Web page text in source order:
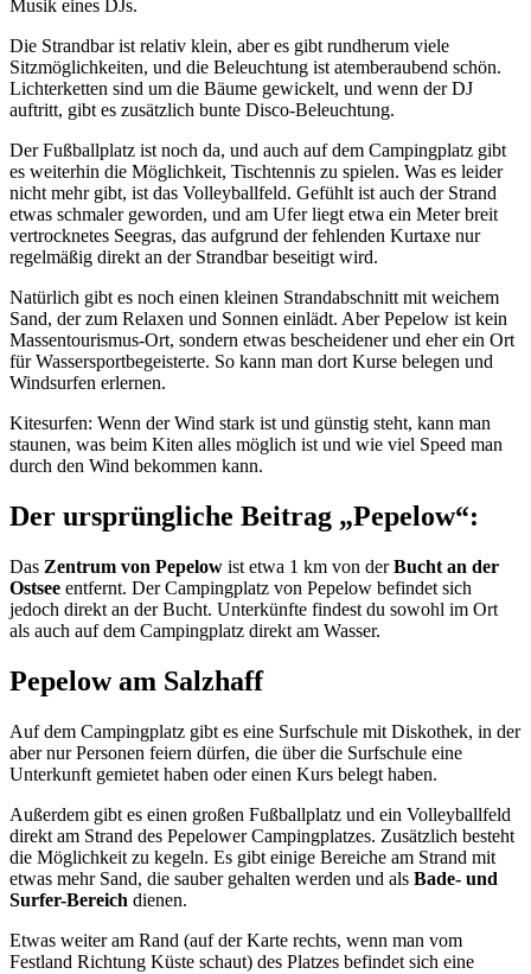
Musik eines DJs.
Die Strandbar ist relativ klein, aber es gibt rundherum viele
Sitzmöglichkeiten, und die Beleuchtung ist atemberaubend schön.
Lichterketten sind um die Bäume gewickelt, und wenn der DJ
auftritt, gibt es zusätzlich bunte Disco-Beleuchtung.
Der Fußballplatz ist noch da, und auch auf dem Campingplatz gibt
es weiterhin die Möglichkeit, Tischtennis zu spielen. Was es leider
nicht mehr gibt, ist das Volleyballfeld. Gefühlt ist auch der Strand
etwas schmaler geworden, und am Ufer liegt etwa ein Meter breit
vertrocknetes Seegras, das aufgrund der fehlenden Kurtaxe nur
regelmäßig direkt an der Strandbar beseitigt wird.
Natürlich gibt es noch einen kleinen Strandabschnitt mit weichem
Sand, der zum Relaxen und Sonnen einlädt. Aber Pepelow ist kein
Massentourismus-Ort, sondern etwas bescheidener und eher ein Ort
für Wassersportbegeisterte. So kann man dort Kurse belegen und
Windsurfen erlernen.
Kitesurfen: Wenn der Wind stark ist und günstig steht, kann man
staunen, was beim Kiten alles möglich ist und wie viel Speed man
durch den Wind bekommen kann.
Der ursprüngliche Beitrag „Pepelow“:
Das Zentrum von Pepelow ist etwa 1 km von derBucht an der
Ostsee entfernt. Der Campingplatz von Pepelow befindet sich
jedoch direkt an der Bucht. Unterkünfte findest du sowohl im Ort
als auch auf dem Campingplatz direkt am Wasser.
Pepelow am Salzhaff
Auf dem Campingplatz gibt es eine Surfschule mit Diskothek, in der
aber nur Personen feiern dürfen, die über die Surfschule eine
Unterkunft gemietet haben oder einen Kurs belegt haben.
Außerdem gibt es einen großen Fußballplatz und ein Volleyballfeld
direkt am Strand des Pepelower Campingplatzes. Zusätzlich besteht
die Möglichkeit zu kegeln. Es gibt einige Bereiche am Strand mit
etwas mehr Sand, die sauber gehalten werden und als Bade- und
Surfer-Bereich dienen.
Etwas weiter am Rand (auf der Karte rechts, wenn man vom
Festland Richtung Küste schaut) des Platzes befindet sich eine